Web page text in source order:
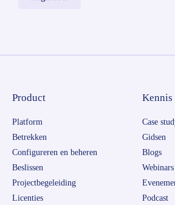
Product
Platform
Betrekken
Configureren en beheren
Beslissen
Projectbegeleiding
Licenties
Kennis
Case
Gidsen
Blogs
Webinars
Podcast